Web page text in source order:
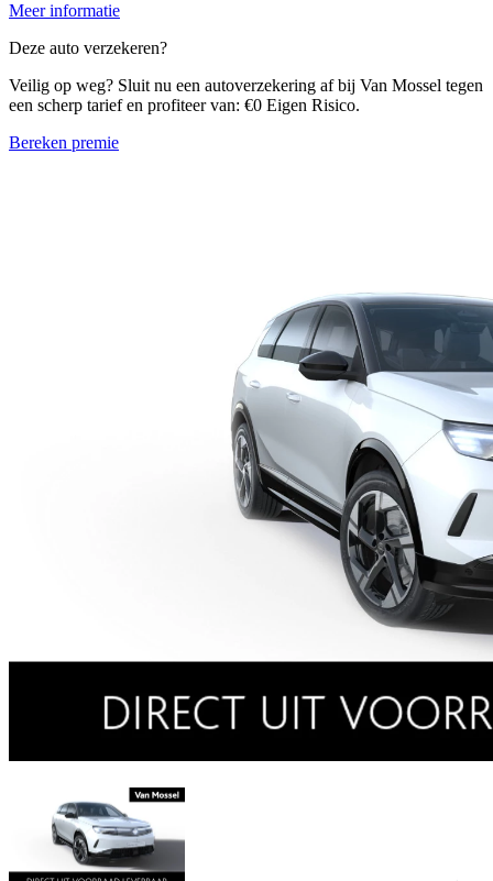
Meer informatie
Deze auto verzekeren?
Veilig op weg? Sluit nu een autoverzekering af bij Van Mossel tegen
een scherp tarief en profiteer van: €0 Eigen Risico.
Bereken premie